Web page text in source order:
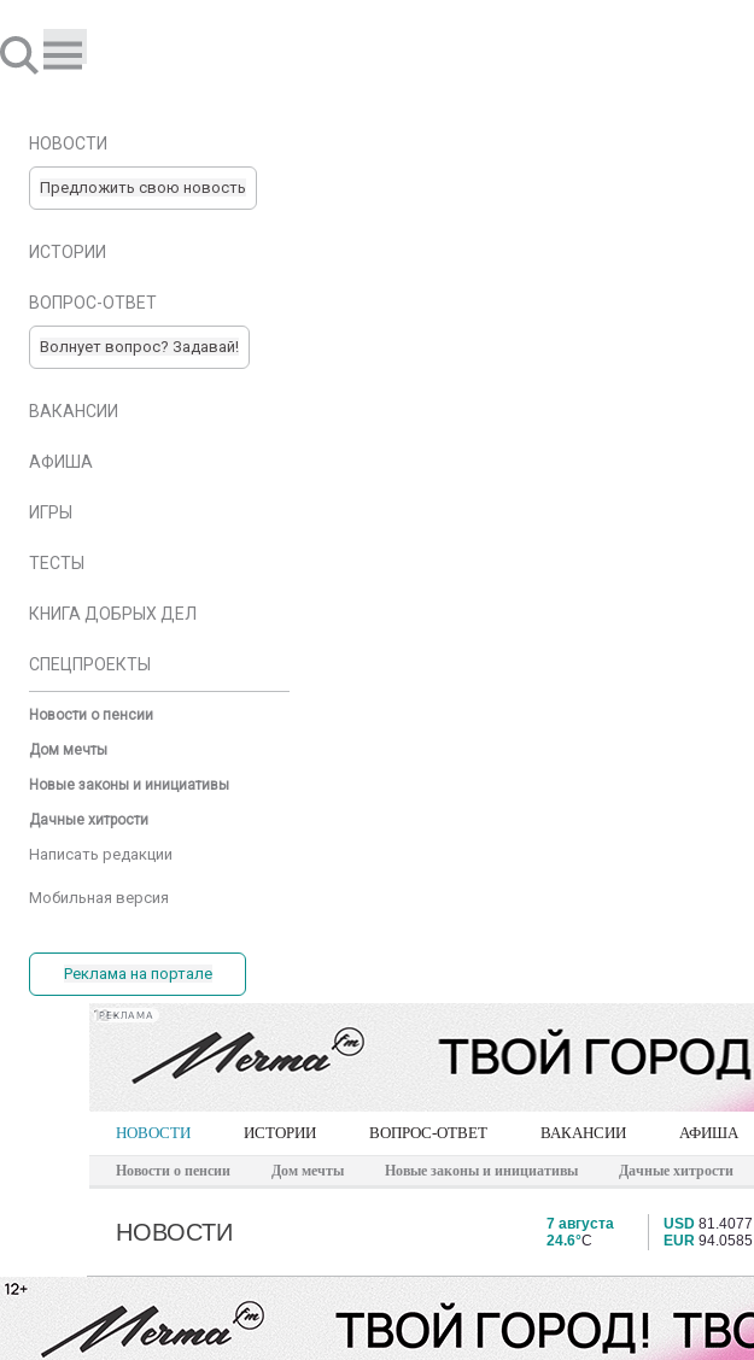
НОВОСТИ
Предложить свою новость
ИСТОРИИ
ВОПРОС-ОТВЕТ
Волнует вопрос? Задавай!
ВАКАНСИИ
АФИША
ИГРЫ
ТЕСТЫ
КНИГА ДОБРЫХ ДЕЛ
СПЕЦПРОЕКТЫ
Новости о пенсии
Дом мечты
Новые законы и инициативы
Дачные хитрости
Написать редакции
Мобильная версия
Реклама на портале
РЕКЛАМА
НОВОСТИ ИСТОРИИ ВОПРОС-ОТВЕТ ВАКАНСИИ АФИША
Новости о пенсии Дом мечты Новые законы и инициативы Дачные хитрости
НОВОСТИ
7 августа
24.6°C
USD 81.4077
EUR 94.0585